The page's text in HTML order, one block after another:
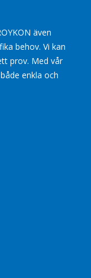
även
behov. Vi kan
prov. Med vår
enkla och